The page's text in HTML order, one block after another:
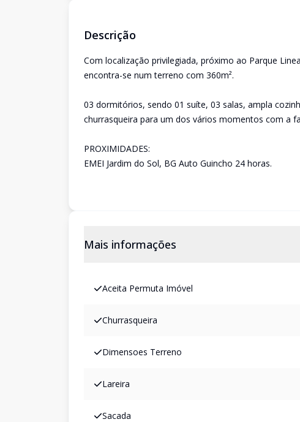
Descrição
Com localização privilegiada, próximo ao Parque
encontra-se num terreno com 360m².
03 dormitórios, sendo 01 suíte, 03 salas, ampla
churrasqueira para um dos vários momentos com a
PROXIMIDADES:
EMEI Jardim do Sol, BG Auto Guincho 24 horas.
Mais informações
Aceita Permuta Imóvel
Churrasqueira
Dimensoes Terreno
Lareira
Sacada